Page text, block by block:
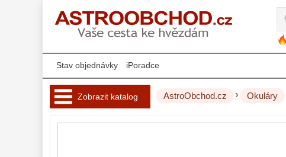
Stav objednávky iPoradce
Zobrazit katalog AstroObchod.cz › Okuláry